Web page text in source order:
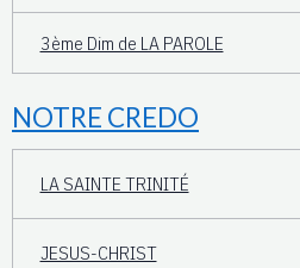
3ème Dim de LA PAROLE
NOTRE CREDO
LA SAINTE TRINITÉ
JESUS-CHRIST